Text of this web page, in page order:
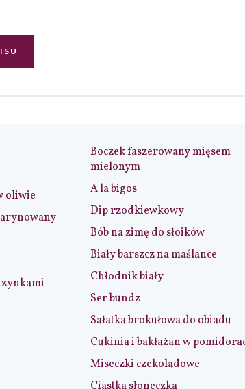
oliwie
Boczek faszerowany mięsem
mielonym
A la bigos
Dip rzodkiewkowy
Bób na zimę do słoików
Biały barszcz na maślance
Chłodnik biały
Ser bundz
Sałatka brokułowa do obiadu
Cukinia i bakłażan w
Miseczki czekoladowe